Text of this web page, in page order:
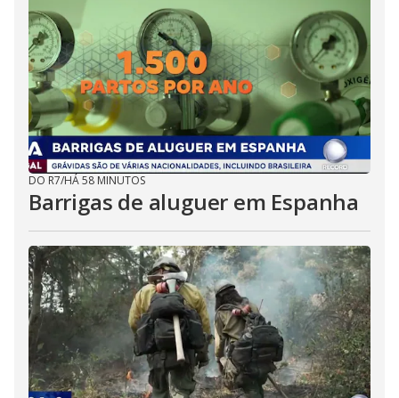
DO R7/HÁ 58 MINUTOS
Barrigas de aluguer em Espanha